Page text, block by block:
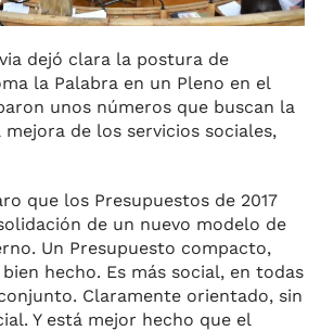
dejó clara la postura de
la Palabra en un Pleno en el
unos números que buscan la
mejora de los servicios sociales,
que los Presupuestos de 2017
de un nuevo modelo de
Un Presupuesto compacto,
hecho. Es más social, en todas
Claramente orientado, sin
Y está mejor hecho que el